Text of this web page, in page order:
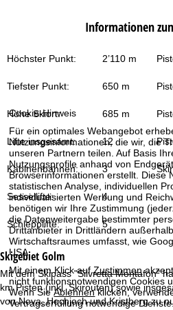
Cookie-Hinweis
Für ein optimales Webangebot
Nutzungsinformationen, die wir, die
unseren Partnern teilen. Auf Basis
Nutzungsprofile anhand von
Browserinformationen erstellt. Diese
statistischen Analyse, individuellen
individualisierten Werbung und
benötigen wir Ihre Zustimmung
die Datenweitergabe bestimmter
Drittanbieter in Drittländern
Wirtschaftsraumes umfasst, wie
USA.
Mit einem Klick aufZustimmen
nicht funktionsnotwendigen Cookies
Wenn SieAblehnenklicken,
Vertragserfüllung notwendige
t
s
i
t
e
Informationen
Höchster Punkt: 2’110 m
Tiefster Punkt: 650 m
Höhe Skiort: 685 m
Lifte insgesamt: 12
Kabinenbahnen: 3
Sessellifte: 4
Schlepplifte: 5
SkigebietGolm
Mit dem Skipass "Silvretta Montafon"
km Pisten (inkl. Skirouten) sowie
von Nova, Hochjoch und Kristberg zu